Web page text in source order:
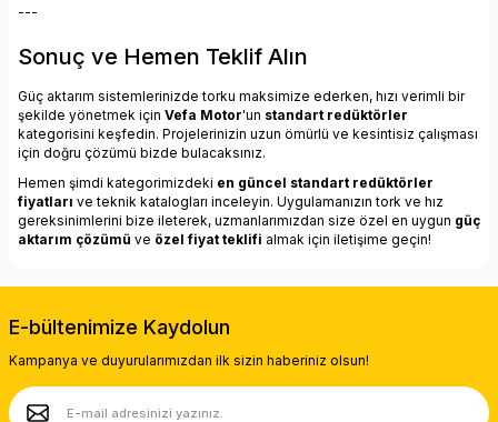
---
Sonuç ve Hemen Teklif Alın
Güç aktarım sistemlerinizde torku maksimize ederken, hızı verimli bir
şekilde yönetmek için Vefa Motor'un standart redüktörler
kategorisini keşfedin. Projelerinizin uzun ömürlü ve kesintisiz çalışması
için doğru çözümü bizde bulacaksınız.
Hemen şimdi kategorimizdeki en güncel standart redüktörler
fiyatları ve teknik katalogları inceleyin. Uygulamanızın tork ve hız
gereksinimlerini bize ileterek, uzmanlarımızdan size özel en uygun güç
aktarım çözümü ve özel fiyat teklifi almak için iletişime geçin!
E-bültenimize Kaydolun
Kampanya ve duyurularımızdan ilk sizin haberiniz olsun!